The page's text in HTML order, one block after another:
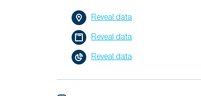
Reveal data
Reveal data
Reveal data